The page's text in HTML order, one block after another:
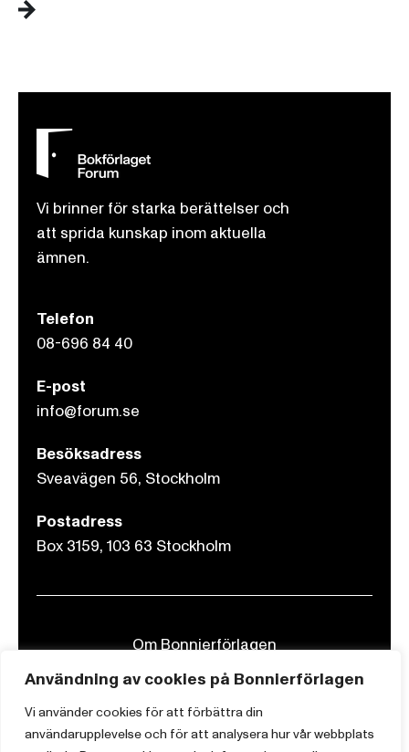
Användning av cookies på Bonnierförlagen
Vi använder cookies för att förbättra din
användarupplevelse och för att analysera hur vår webbplats
Vi brinner för starka berättelser och
att sprida kunskap inom aktuella
ämnen.
Telefon
08-696 84 40
E-post
info@forum.se
Besöksadress
Sveavägen 56, Stockholm
Postadress
Box 3159, 103 63 Stockholm
Om Bonnierförlagen
Cookies
Integritetspolicy